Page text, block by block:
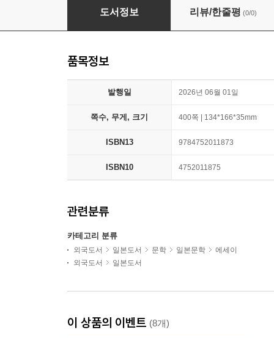
お花のこどもたち366
도서정보 리뷰/한줄평 (0/0)
품목정보
발행일 2026년 06월 01일
쪽수, 무게, 크기 400쪽 | 134*166*35mm
ISBN13 9784752011873
ISBN10 4752011875
관련분류
카테고리 분류
외국도서 일본도서 문학 일본문학
에세이
외국도서
일본도서
이 상품의 이벤트 (8개)